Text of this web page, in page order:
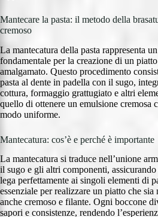
Mantecare la pasta: il metodo della
cremoso
La mantecatura della pasta rappresenta
fondamentale per la creazione di un
amalgamato. Questo procedimento
pasta al dente in padella con il sugo,
cottura, formaggio grattugiato e altri
quello di ottenere un emulsione cremosa
modo uniforme.
Mantecatura: cos’è e perché è importante
La mantecatura si traduce nell’unione
il sugo e gli altri componenti,
lega perfettamente ai singoli elementi di
essenziale per realizzare un piatto che sia
anche cremoso e filante. Ogni boccone
sapori e consistenze, rendendo